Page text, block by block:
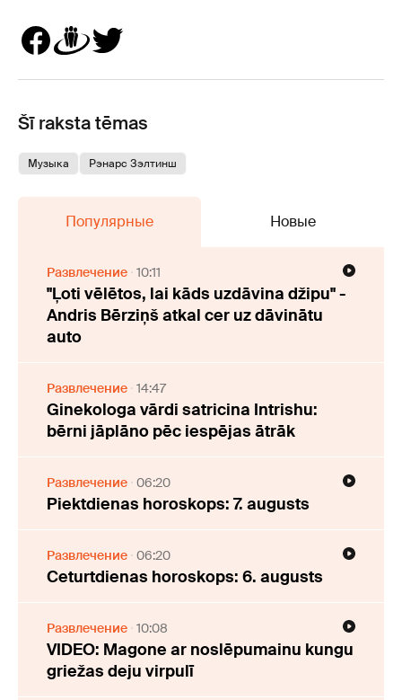
Šī raksta tēmas
Музыка Рэнарс Зэлтинш
Популярные Новые
Развлечение 10:11
"Ļoti vēlētos, lai kāds uzdāvina džipu" -
Andris Bērziņš atkal cer uz dāvinātu
auto
Развлечение 14:47
Ginekologa vārdi satricina Intrishu:
bērni jāplāno pēc iespējas ātrāk
Развлечение 06:20
Piektdienas horoskops: 7. augusts
Развлечение 06:20
Ceturtdienas horoskops: 6. augusts
Развлечение 10:08
VIDEO: Magone ar noslēpumainu kungu
griežas deju virpulī